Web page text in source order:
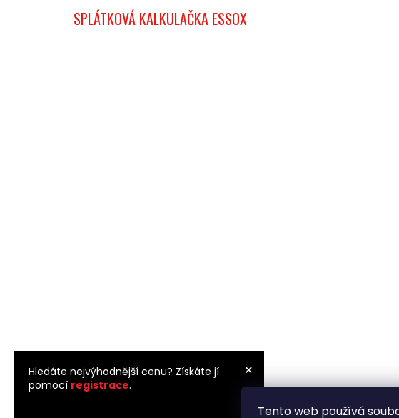
Tento web používá
SPLÁTKOVÁ KALKULAČKA ESSOX
×
Hledáte nejvýhodnější cenu? Získáte jí
pomocí registrace.